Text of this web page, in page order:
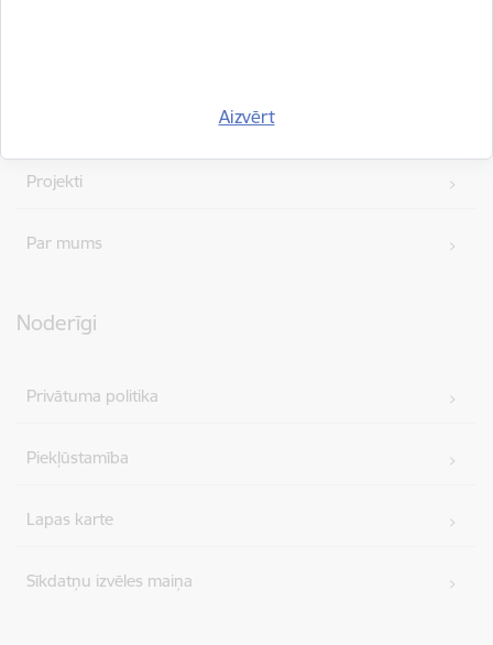
Aizvērt
Projekti
Par mums
Noderīgi
Privātuma politika
Piekļūstamība
Lapas karte
Sīkdatņu izvēles maiņa